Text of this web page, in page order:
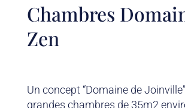
Chambres
Zen
Un concept “Domaine de
grandes chambres de 35m2